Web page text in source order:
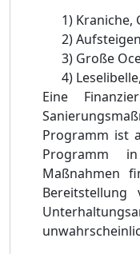
1) Kraniche,
2)
3) Große
4)
Eine
Programm ist
Programm
Maßnahmen